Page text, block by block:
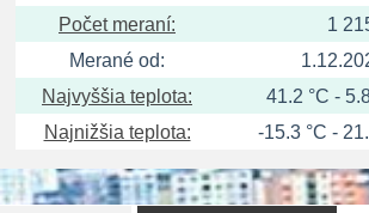
Počet meraní:
1
Merané od:
Najvyššia teplota:
41.2 °C -
Najnižšia teplota:
-15.3 °C -